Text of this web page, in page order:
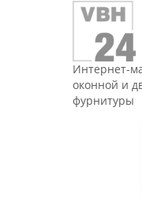
Интернет-
оконной и
фурнитуры